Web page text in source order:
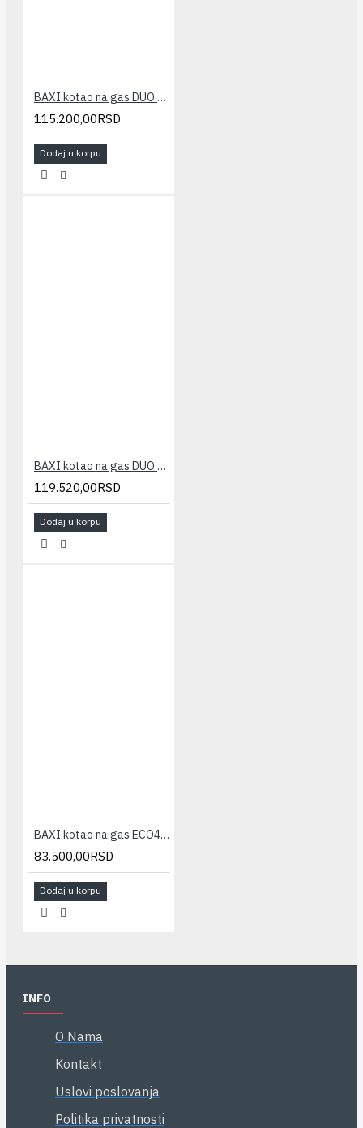
BAXI kotao na gas DUO TEC COMPACT 24GA(22-26kw - kombi)
115.200,00RSD
Dodaj u korpu
BAXI kotao na gas DUO TEC COMPACT 28GA(26-28kw - kombi)
119.520,00RSD
Dodaj u korpu
BAXI kotao na gas ECO4 S 24 F(fasada-kombi)
83.500,00RSD
Dodaj u korpu
INFO
O Nama
Kontakt
Uslovi poslovanja
Politika privatnosti